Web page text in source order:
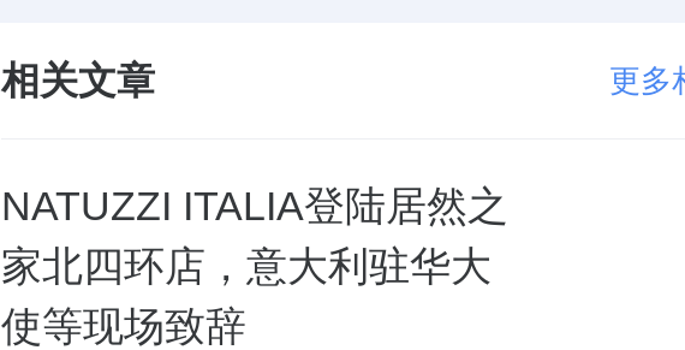
相关文章 更多
NATUZZI ITALIA登陆居然之
家北四环店，意大利驻华大
使等现场致辞